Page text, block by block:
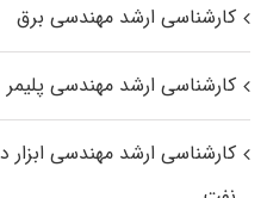
کارشناسی ارشد مهندسی برق
کارشناسی ارشد مهندسی پلیمر
کارشناسی ارشد مهندسی ابزار